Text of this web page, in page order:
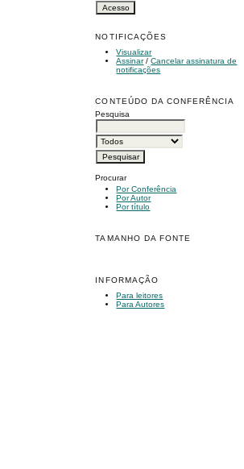
NOTIFICAÇÕES
Visualizar
Assinar/Cancelar assinatura de
notificações
CONTEÚDO DA CONFERÊNCIA
Pesquisa
Procurar
Por Conferência
Por Autor
Por título
TAMANHO DA FONTE
INFORMAÇÃO
Para leitores
Para Autores